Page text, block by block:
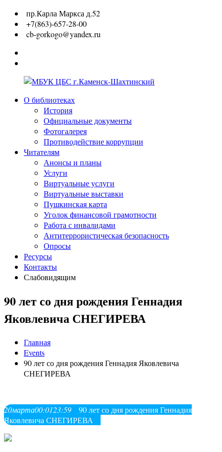
Перейти
содержимому
пр.Карла Маркса д.52
+7(863)-657-28-00
cb-gorkogo@yandex.ru
г.Каменск-
Шахтинский
О библиотеках
История
Официальные документы
Фотогалерея
Противодействие коррупции
Читателям
Анонсы и планы
Услуги
Виртуальные услуги
Виртуальные выставки
Пушкинская карта
Уголок финансовой грамотности
Работа с инвалидами
Антитеррористическая безопасность
Опросы
Ресурсы
Контакты
Слабовидящим
90 лет со дня рождения Геннадия
Яковлевича СНЕГИРЕВА
Главная
Events
90 лет со дня рождения Геннадия Яковлевича
СНЕГИРЕВА
20марта00:0123:59
90 лет со дня рождения Геннадия
Яковлевича СНЕГИРЕВА